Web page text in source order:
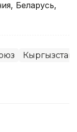
Беларусь,
Кыргызстан